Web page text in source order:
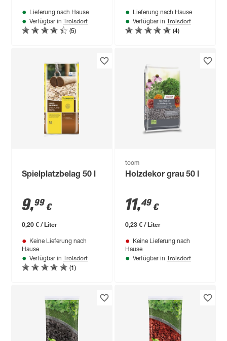
Lieferung nach Hause
Verfügbar in Troisdorf
(5)
Lieferung nach Hause
Verfügbar in Troisdorf
(4)
Spielplatzbelag 50 l
9,99 €
0,20 € / Liter
Keine Lieferung nach
Hause
Verfügbar in Troisdorf
(1)
toom
Holzdekor grau 50 l
11,49 €
0,23 € / Liter
Keine Lieferung nach
Hause
Verfügbar in Troisdorf